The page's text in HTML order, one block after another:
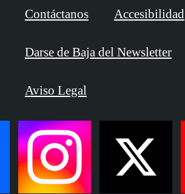
Contáctanos Accesibilidad
Darse de Baja del Newsletter
Aviso Legal